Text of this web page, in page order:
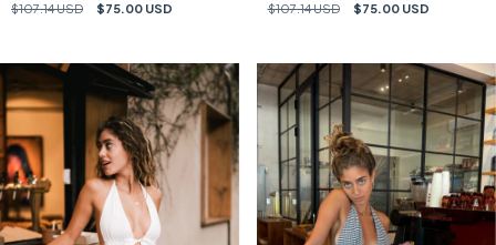
$107.14 USD $75.00 USD $107.14 USD $75.00 USD